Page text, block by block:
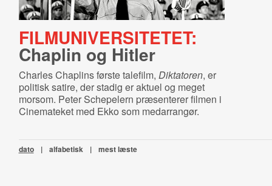
FILMUNIVERSITETET:
Chaplin og Hitler
Charles Chaplins første talefilm, Diktatoren, er
politisk satire, der stadig er aktuel og meget
morsom. Peter Schepelern præsenterer filmen i
Cinemateket med Ekko som medarrangør.
dato | alfabetisk | mest læste